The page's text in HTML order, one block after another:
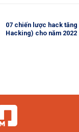
07 chiến lược hack
Hacking) cho năm 2022